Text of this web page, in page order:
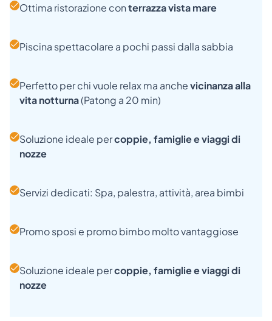
Ottima ristorazione conterrazza vista mare
Piscina spettacolare a pochi passi dalla sabbia
Perfetto per chi vuole relax ma anchevicinanza alla
vita notturna(Patong a 20 min)
Soluzione ideale percoppie, famiglie e viaggi di
nozze
Servizi dedicati: Spa, palestra, attività, area bimbi
Promo sposi e promo bimbo molto vantaggiose
Soluzione ideale percoppie, famiglie e viaggi di
nozze